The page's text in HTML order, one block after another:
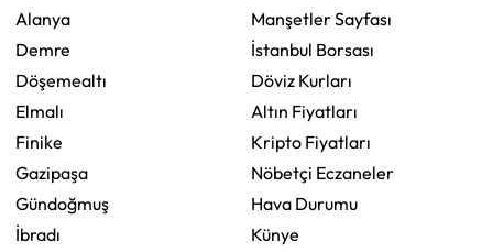
Alanya
Demre
Döşemealtı
Elmalı
Finike
Gazipaşa
Gündoğmuş
İbradı
Manşetler Sayfası
İstanbul Borsası
Döviz Kurları
Altın Fiyatları
Kripto Fiyatları
Nöbetçi Eczaneler
Hava Durumu
Künye